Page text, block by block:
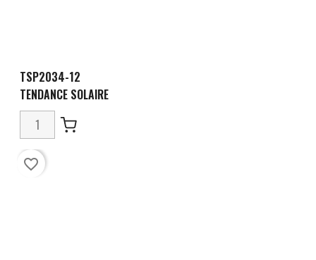
TSP2034-12
TENDANCE SOLAIRE
favorite_border